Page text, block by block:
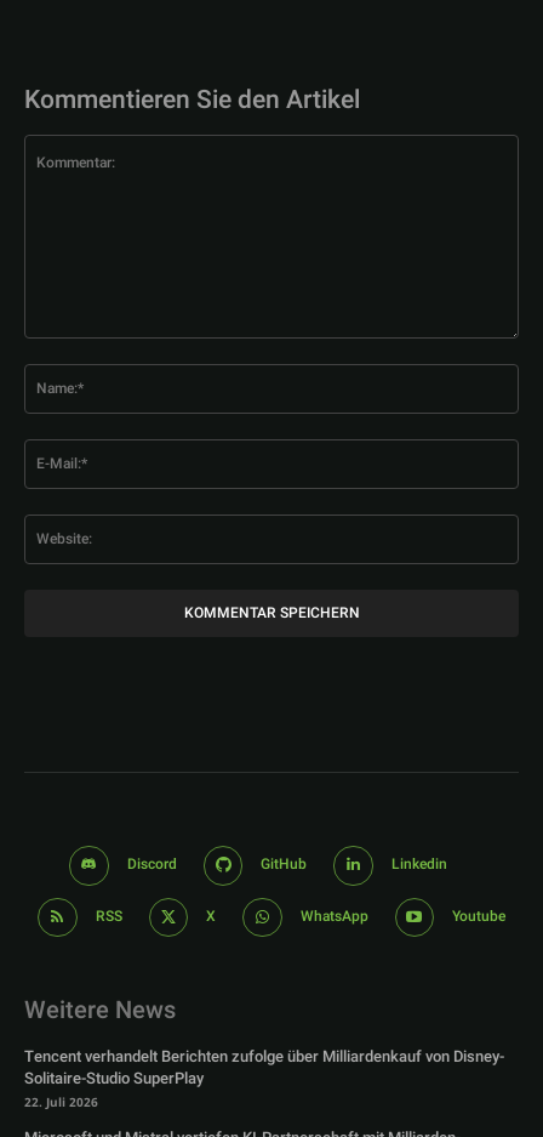
Kommentieren Sie den Artikel
Discord GitHub Linkedin
RSS X WhatsApp Youtube
Weitere News
Tencent verhandelt Berichten zufolge über Milliardenkauf von Disney-
Solitaire-Studio SuperPlay
22. Juli 2026